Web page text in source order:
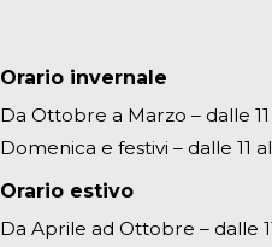
Orario invernale
Da Ottobre a Marzo – dalle
Domenica e festivi – dalle 11
Orario estivo
Da Aprile ad Ottobre – dalle